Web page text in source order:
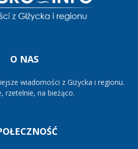
O NAS
wiadomości z Giżycka i regionu.
rzetelnie, na bieżąco.